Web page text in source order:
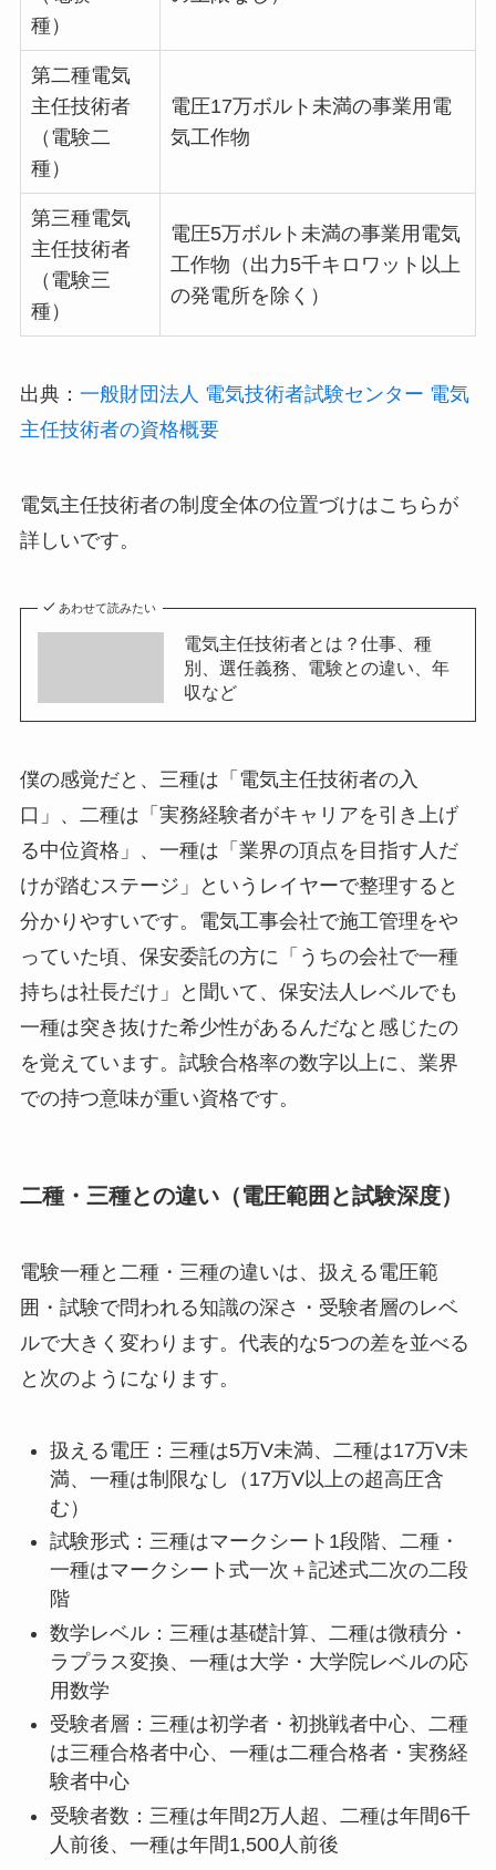
種）
第二種電気
主任技術者
（電験二
種）
電圧17万ボルト未満の事業用電
気工作物
第三種電気
主任技術者
（電験三
種）
電圧5万ボルト未満の事業用電気
工作物（出力5千キロワット以上
の発電所を除く）
出典： 一般財団法人 電気技術者試験センター 電気
主任技術者の資格概要
電気主任技術者の制度全体の位置づけはこちらが
詳しいです。
あわせて読みたい
電気主任技術者とは？仕事、種
別、選任義務、電験との違い、年
収など
僕の感覚だと、三種は「電気主任技術者の入
口」、二種は「実務経験者がキャリアを引き上げ
る中位資格」、一種は「業界の頂点を目指す人だ
けが踏むステージ」というレイヤーで整理すると
分かりやすいです。電気工事会社で施工管理をや
っていた頃、保安委託の方に「うちの会社で一種
持ちは社長だけ」と聞いて、保安法人レベルでも
一種は突き抜けた希少性があるんだなと感じたの
を覚えています。試験合格率の数字以上に、業界
での持つ意味が重い資格です。
二種・三種との違い（電圧範囲と試験深度）
電験一種と二種・三種の違いは、扱える電圧範
囲・試験で問われる知識の深さ・受験者層のレベ
ルで大きく変わります。代表的な5つの差を並べる
と次のようになります。
扱える電圧：三種は5万V未満、二種は17万V未
満、一種は制限なし（17万V以上の超高圧含
む）
試験形式：三種はマークシート1段階、二種・
一種はマークシート式一次＋記述式二次の二段
階
数学レベル：三種は基礎計算、二種は微積分・
ラプラス変換、一種は大学・大学院レベルの応
用数学
受験者層：三種は初学者・初挑戦者中心、二種
は三種合格者中心、一種は二種合格者・実務経
験者中心
受験者数：三種は年間2万人超、二種は年間6千
人前後、一種は年間1,500人前後